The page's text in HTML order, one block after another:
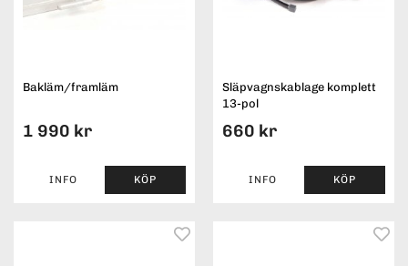
Bakläm/framläm
1 990 kr
INFO KÖP
Släpvagnskablage komplett
13-pol
660 kr
INFO KÖP